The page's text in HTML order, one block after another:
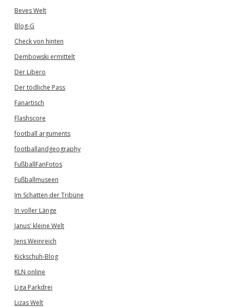
Beves Welt
Blog-G
Check von hinten
Dembowski ermittelt
Der Libero
Der tödliche Pass
Fanartisch
Flashscore
football arguments
footballandgeography
FußballFanFotos
Fußballmuseen
Im Schatten der Tribüne
In voller Länge
Janus' kleine Welt
Jens Weinreich
Kickschuh-Blog
KLN online
Liga Parkdrei
Lizas Welt